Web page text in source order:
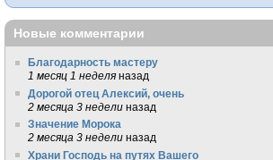
Новые комментарии
Благодарность мастеру
1 месяц 1 неделя назад
Дорогой отец Алексий, очень
2 месяца 3 недели назад
Значение Морока
2 месяца 3 недели назад
Храни Господь на путях Вашего